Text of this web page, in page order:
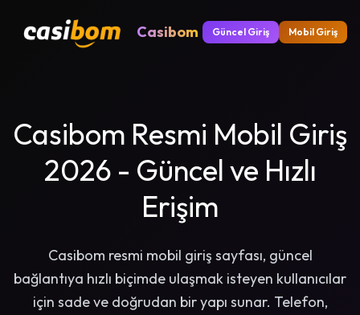
Casibom Güncel Giriş Mobil Giriş
Casibom Resmi Mobil Giriş
2026 - Güncel ve Hızlı
Erişim
Casibom resmi mobil giriş sayfası, güncel
bağlantıya hızlı biçimde ulaşmak isteyen kullanıcılar
için sade ve doğrudan bir yapı sunar. Telefon,